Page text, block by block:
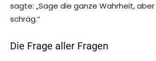
sagte: „Sage die ganze Wahrheit,
schräg.“
Die Frage aller Fragen